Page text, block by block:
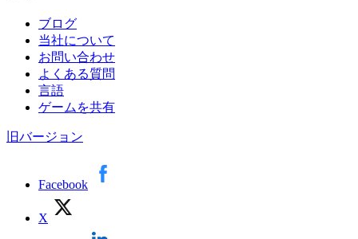
ブログ
当社について
お問い合わせ
よくある質問
言語
ゲームを共有
旧バージョン
Facebook
X